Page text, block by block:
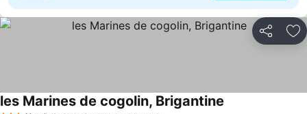
Partilhar
les Marines de cogolin, Brigantine